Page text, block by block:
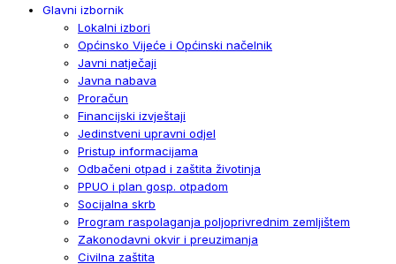
Glavni izbornik
Lokalni izbori
Općinsko Vijeće i Općinski načelnik
Javni natječaji
Javna nabava
Proračun
Financijski izvještaji
Jedinstveni upravni odjel
Pristup informacijama
Odbačeni otpad i zaštita životinja
PPUO i plan gosp. otpadom
Socijalna skrb
Program raspolaganja poljoprivrednim zemljištem
Zakonodavni okvir i preuzimanja
Civilna zaštita